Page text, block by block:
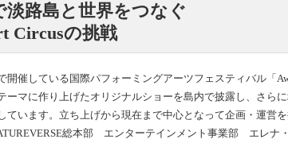
淡路島と世界をつなぐ
Circusの挑戦
催している国際パフォーミングアーツフェスティバル「
ーマに作り上げたオリジナルショーを島内で披露し、さら
ています。立ち上げから現在まで中心となって企画・運営
総本部 エンターテインメント事業部 エレナ